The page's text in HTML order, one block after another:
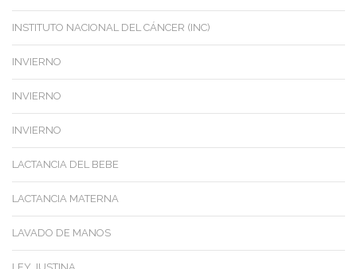
INSTITUTO NACIONAL DEL CÁNCER (INC)
INVIERNO
INVIERNO
INVIERNO
LACTANCIA DEL BEBE
LACTANCIA MATERNA
LAVADO DE MANOS